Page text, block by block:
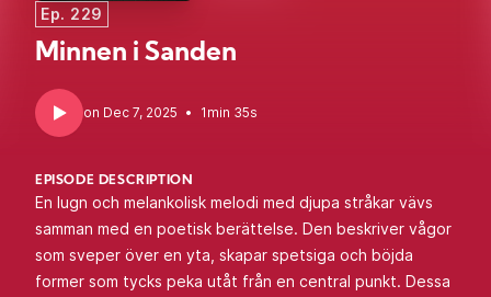
Ep. 229
Minnen i Sanden
• 1min 35s
EPISODE DESCRIPTION
En lugn och melankolisk melodi med djupa stråkar vävs
samman med en poetisk berättelse. Den beskriver vågor
som sveper över en yta, skapar spetsiga och böjda
former som tycks peka utåt från en central punkt. Dessa